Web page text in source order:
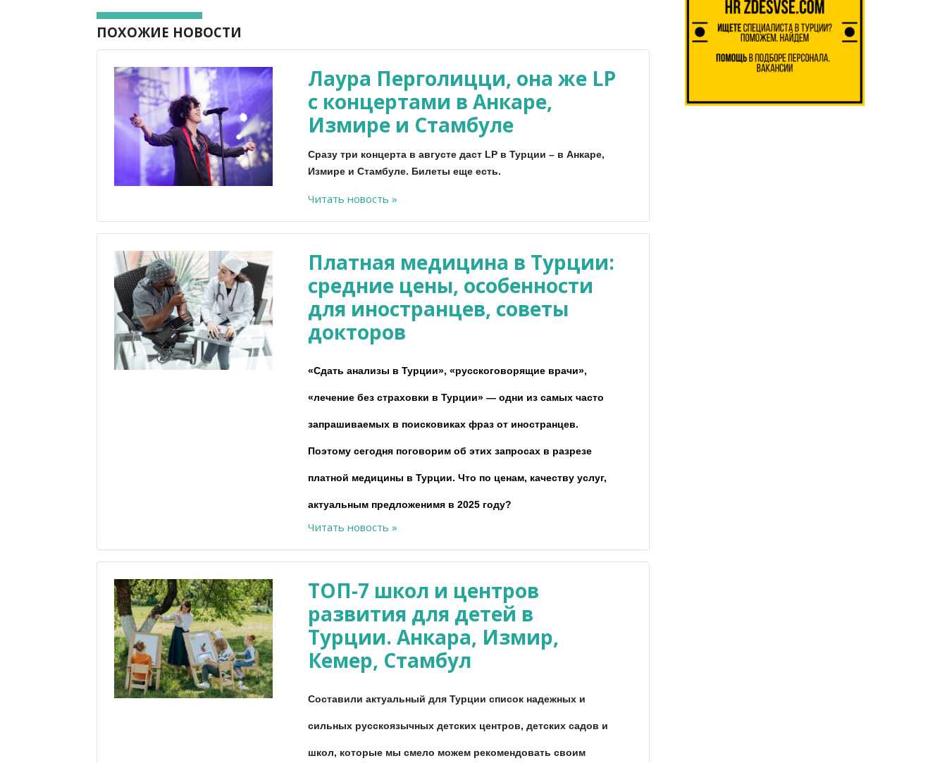
ПОХОЖИЕ НОВОСТИ
Лаура Перголицци, она же LP
с концертами в Анкаре,
Измире и Стамбуле
Сразу три концерта в августе даст LP в Турции – в Анкаре,
Измире и Стамбуле. Билеты еще есть.
Читать новость »
Платная медицина в Турции:
средние цены, особенности
для иностранцев, советы
докторов
«Сдать анализы в Турции», «русскоговорящие врачи»,
«лечение без страховки в Турции» — одни из самых часто
запрашиваемых в поисковиках фраз от иностранцев.
Поэтому сегодня поговорим об этих запросах в разрезе
платной медицины в Турции. Что по ценам, качеству услуг,
актуальным предложенимя в 2025 году?
Читать новость »
ТОП-7 школ и центров
развития для детей в
Турции. Анкара, Измир,
Кемер, Стамбул
Составили актуальный для Турции список надежных и
сильных русскоязычных детских центров, детских садов и
школ, которые мы смело можем рекомендовать своим